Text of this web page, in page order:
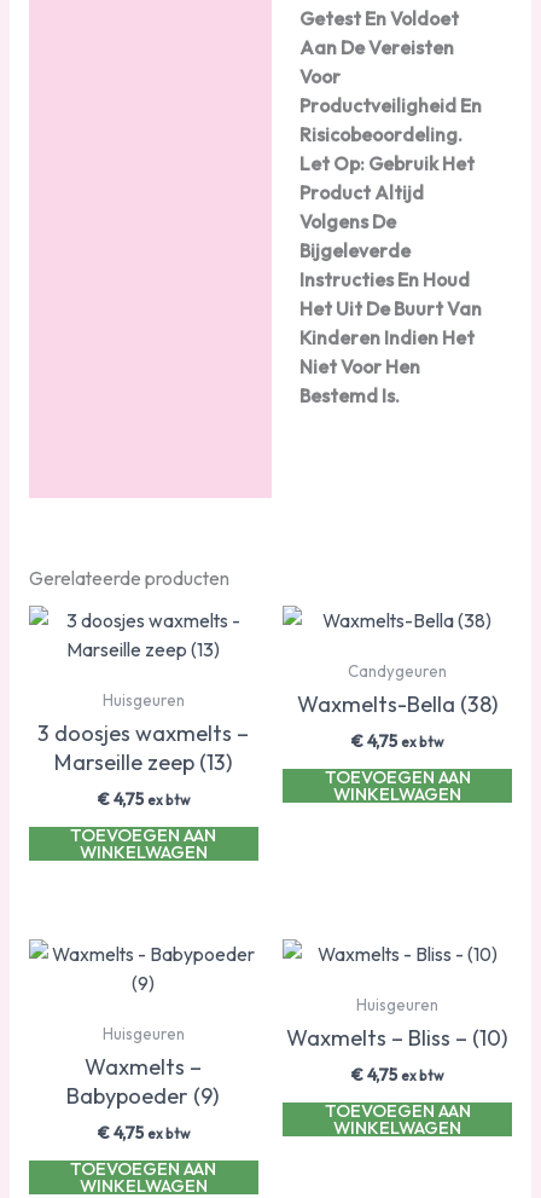
Getest En Voldoet
Aan De Vereisten
Voor
Productveiligheid En
Risicobeoordeling.
Let Op: Gebruik Het
Product Altijd
Volgens De
Bijgeleverde
Instructies En Houd
Het Uit De Buurt Van
Kinderen Indien Het
Niet Voor Hen
Bestemd Is.
Gerelateerde producten
Huisgeuren
3 doosjes waxmelts –
Marseille zeep (13)
€4,75 ex btw
TOEVOEGEN AAN
WINKELWAGEN
Candygeuren
Waxmelts-Bella (38)
€4,75 ex btw
TOEVOEGEN AAN
WINKELWAGEN
Huisgeuren
Waxmelts –
Babypoeder (9)
€4,75 ex btw
TOEVOEGEN AAN
WINKELWAGEN
Huisgeuren
Waxmelts – Bliss – (10)
€4,75 ex btw
TOEVOEGEN AAN
WINKELWAGEN